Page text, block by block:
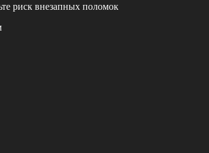
риск внезапных поломок